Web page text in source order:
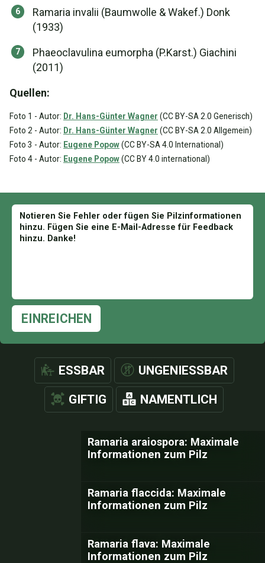
Ramaria invalii (Baumwolle & Wakef.) Donk
(1933)
Phaeoclavulina eumorpha (P.Karst.) Giachini
(2011)
Quellen:
Foto 1 - Autor: Dr. Hans-Günter Wagner (CC BY-SA 2.0 Generisch)
Foto 2 - Autor: Dr. Hans-Günter Wagner (CC BY-SA 2.0 Allgemein)
Foto 3 - Autor: Eugene Popow(CC BY-SA 4.0 International)
Foto 4 - Autor: Eugene Popow(CC BY 4.0 international)
EINREICHEN
ESSBAR UNGENIESSBAR
GIFTIG NAMENTLICH
Ramaria araiospora: Maximale
Informationen zum Pilz
Ramaria flaccida: Maximale
Informationen zum Pilz
Ramaria flava: Maximale
Informationen zum Pilz